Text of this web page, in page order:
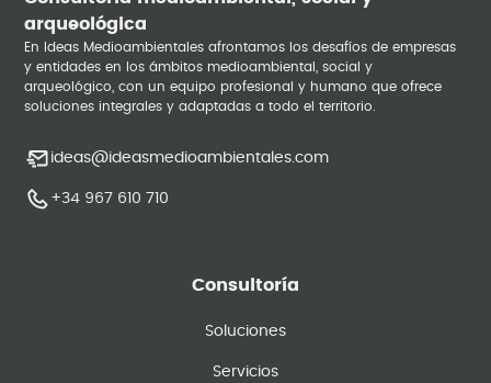
arqueológica
En Ideas Medioambientales afrontamos los desafíos de empresas
y entidades en los ámbitos medioambiental, social y
arqueológico, con un equipo profesional y humano que ofrece
soluciones integrales y adaptadas a todo el territorio.
ideas@ideasmedioambientales.com
+34 967 610 710
Consultoría
Soluciones
Servicios